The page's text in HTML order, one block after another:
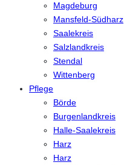
Magdeburg
Mansfeld-Südharz
Saalekreis
Salzlandkreis
Stendal
Wittenberg
Pflege
Börde
Burgenlandkreis
Halle-Saalekreis
Harz
Harz